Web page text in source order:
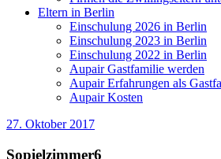
Eltern in Berlin
Einschulung 2026 in Berlin
Einschulung 2023 in Berlin
Einschulung 2022 in Berlin
Aupair Gastfamilie werden
Aupair Erfahrungen als
Aupair Kosten
27. Oktober 2017
Sopielzimmer6